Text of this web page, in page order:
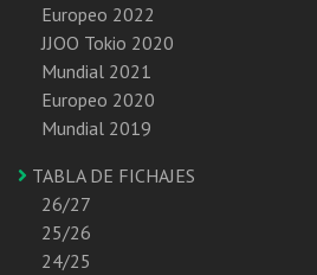
Europeo 2022
JJOO Tokio 2020
Mundial 2021
Europeo 2020
Mundial 2019
TABLA DE FICHAJES
26/27
25/26
24/25